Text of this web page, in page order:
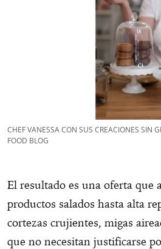
CHEF VANESSA CON SUS CREACIONES SIN
FOOD BLOG
El resultado es una oferta que
productos salados hasta alta
cortezas crujientes, migas
que no necesitan justificarse